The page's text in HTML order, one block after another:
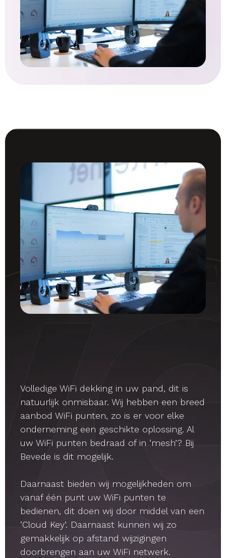
Volledige WiFi dekking in uw pand, dit is
natuurlijk onmisbaar. Wij hebben een breed
aanbod WiFi punten, zo is er voor elke
onderneming een geschikte oplossing. Al
uw WiFi punten bedraad of in ‘mesh’? Bij
Bevede is dit mogelijk.
Daarnaast bieden wij mogelijkheden om
vanaf één punt uw WiFi punten te
bedienen, dit doen wij door middel van een
‘Cloud Key’. Daarnaast kunnen wij zo
gemakkelijk op afstand wijzigingen
doorbrengen aan uw WiFi netwerk.